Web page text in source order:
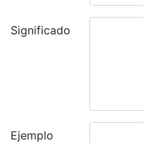
Significado
Ejemplo